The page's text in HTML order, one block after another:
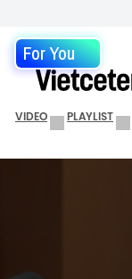
For You
VIDEO PLAYLIST